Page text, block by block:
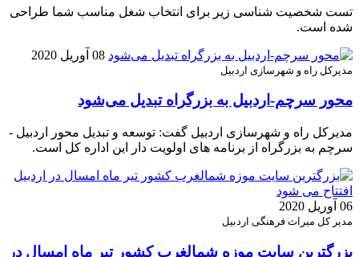
تست شخصیت شناسی زیر برای انتخاب شغل مناسب شما طراحی
شده است.
08 آوریل 2020
مدیرکل راه و شهرسازی اردبیل
محور سرچم-اردبیل به بزرگراه تبدیل می‌شود
مدیرکل راه و شهرسازی اردبیل گفت: توسعه و تبدیل محور اردبیل -
سرچم به بزرگراه از برنامه های اولویت دار این اداره کل است.
06 آوریل 2020
مدیر کل میراث فرهنگی اردبیل
بزرگترین سایت موزه شمالغرب کشور تیر ماه امسال در